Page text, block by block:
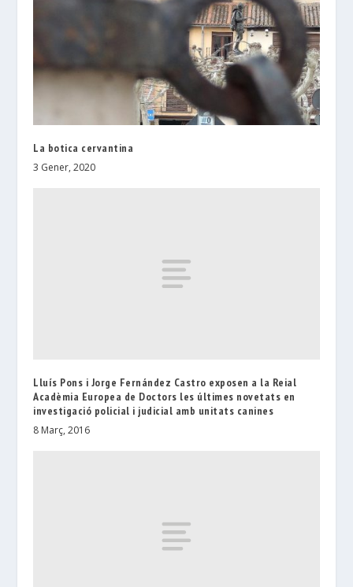
La botica cervantina
3 Gener, 2020
Lluís Pons i Jorge Fernández Castro exposen a la Reial
Acadèmia Europea de Doctors les últimes novetats en
investigació policial i judicial amb unitats canines
8 Març, 2016